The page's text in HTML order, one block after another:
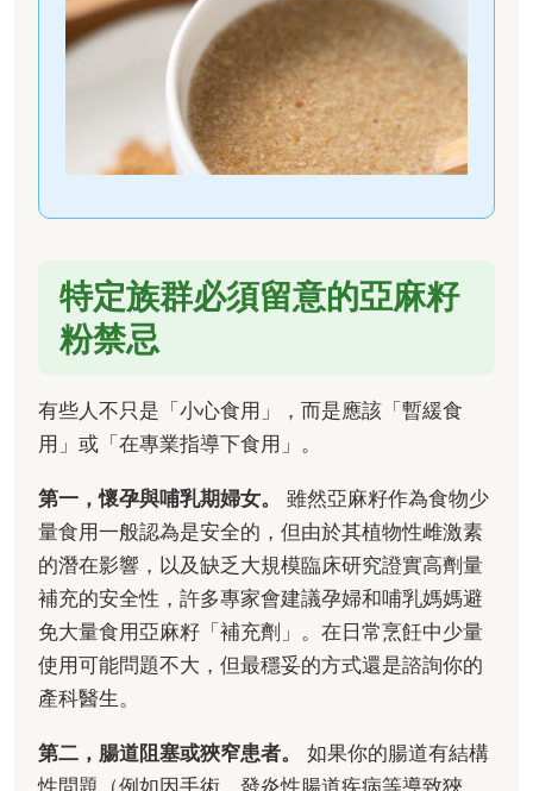
特定族群必須留意的亞麻籽
粉禁忌
有些人不只是「小心食用」，而是應該「暫緩食
用」或「在專業指導下食用」。
第一，懷孕與哺乳期婦女。
雖然亞麻籽作為食物少
量食用一般認為是安全的，但由於其植物性雌激素
的潛在影響，以及缺乏大規模臨床研究證實高劑量
補充的安全性，許多專家會建議孕婦和哺乳媽媽避
免大量食用亞麻籽「補充劑」。在日常烹飪中少量
使用可能問題不大，但最穩妥的方式還是諮詢你的
產科醫生。
第二，腸道阻塞或狹窄患者。
如果你的腸道有結構
性問題（例如因手術、發炎性腸道疾病等導致狹